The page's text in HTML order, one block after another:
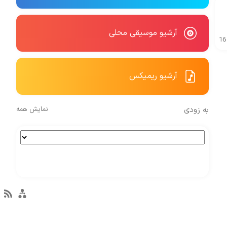
16
آرشیو موسیقی محلی
آرشیو ریمیکس
به زودی نمایش همه